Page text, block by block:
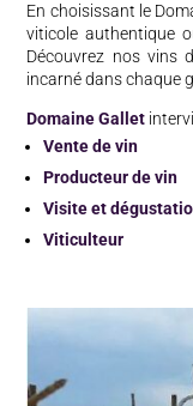
En choisissant le
viticole authentique
Découvrez nos vins
incarné dans chaque
Domaine Gallet
Vente de vin
Producteur de vin
Visite et
Viticulteur